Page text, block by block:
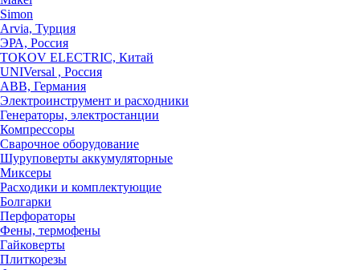
Simon
Arvia, Турция
ЭРА, Россия
TOKOV ELECTRIC, Китай
UNIVersal , Россия
ABB, Германия
Электроинструмент и расходники
Генераторы, электростанции
Компрессоры
Сварочное оборудование
Шуруповерты аккумуляторные
Миксеры
Расходики и комплектующие
Болгарки
Перфораторы
Фены, термофены
Гайковерты
Плиткорезы